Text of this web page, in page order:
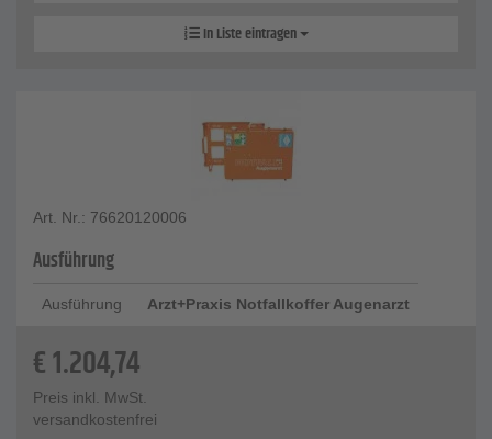
In Liste eintragen
Art. Nr.: 76620120006
Ausführung
Ausführung Arzt+Praxis Notfallkoffer Augenarzt
€1.204,74
Preis inkl. MwSt.
versandkostenfrei